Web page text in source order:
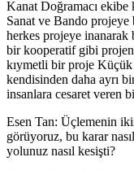
Kanat Doğramacı ekibe
Sanat ve Bando projeye
herkes projeye inanarak
bir kooperatif gibi
kıymetli bir proje
kendisinden daha ayrı
insanlara cesaret veren
Esen Tan: Üçlemenin
görüyoruz, bu karar
yolunuz nasıl kesişti?